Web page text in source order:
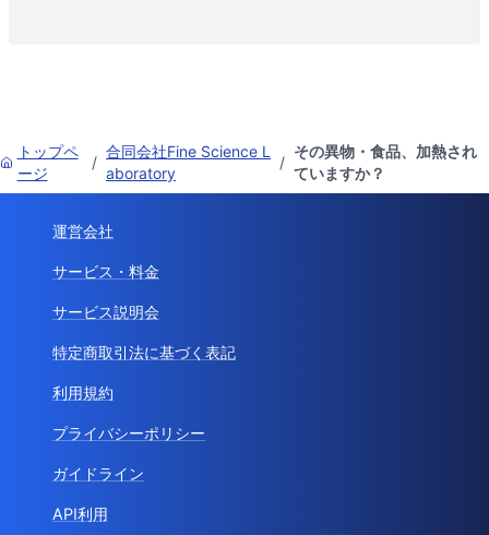
トップペ
ージ
/
合同会社Fine Science L
aboratory
/
その異物・食品、加熱され
ていますか？
運営会社
サービス・料金
サービス説明会
特定商取引法に基づく表記
利用規約
プライバシーポリシー
ガイドライン
API利用